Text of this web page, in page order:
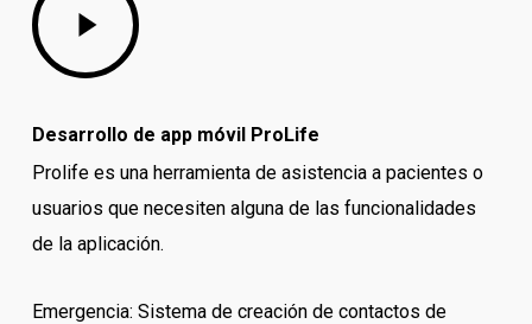
Video
Desarrollo de app móvil ProLife
Prolife es una herramienta de asistencia a pacientes o
usuarios que necesiten alguna de las funcionalidades
de la aplicación.
Emergencia: Sistema de creación de contactos de